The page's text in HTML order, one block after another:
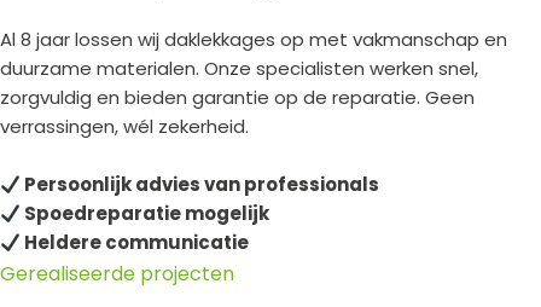
Al 8 jaar lossen wij daklekkages op met vakmanschap en
duurzame materialen. Onze specialisten werken snel,
zorgvuldig en bieden garantie op de reparatie. Geen
verrassingen, wél zekerheid.
Persoonlijk advies van professionals
Spoedreparatie mogelijk
Heldere communicatie
Gerealiseerde projecten